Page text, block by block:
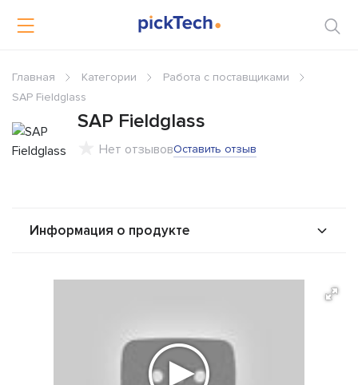
Главная Категории
Работа с поставщиками
SAP Fieldglass
SAP Fieldglass
Нет отзывовОставить отзыв
Информация о продукте